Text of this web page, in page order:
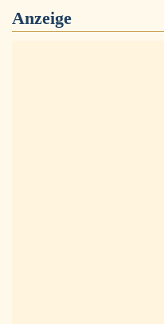
Anzeige